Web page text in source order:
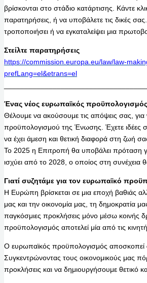
βρίσκονται στο στάδιο κατάρτισης. Κάντε
παρατηρήσεις, ή να υποβάλετε τις δικές
τροποποιήσει ή να εγκαταλείψει μια
Στείλτε παρατηρήσεις
https://commission.europa.eu/law/law-
prefLang=el&etrans=el
Ένας νέος ευρωπαϊκός προϋπολογισμός,
Θέλουμε να ακούσουμε τις απόψεις σας,
προϋπολογισμού της Ένωσης. Έχετε ιδέες
να έχει άμεση και θετική διαφορά στη ζωή
Το 2025 η Επιτροπή θα υποβάλει πρόταση
ισχύει από το 2028, ο οποίος στη συνέχεια
Γιατί συζητάμε για τον ευρωπαϊκό
Η Ευρώπη βρίσκεται σε μια εποχή βαθιάς
μας και την οικονομία μας, τη δημοκρατία
παγκόσμιες προκλήσεις μόνο μέσω
προϋπολογισμός αποτελεί μία από τις
Ο ευρωπαϊκός προϋπολογισμός αποσκοπεί
Συγκεντρώνοντας τους οικονομικούς μας
προκλήσεις και να δημιουργήσουμε θετικό